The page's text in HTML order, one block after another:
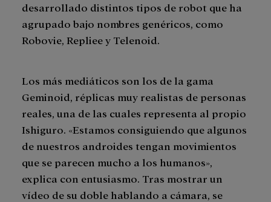
desarrollado distintos tipos de robot que ha
agrupado bajo nombres genéricos, como
Robovie, Repliee y Telenoid.
Los más mediáticos son los de la gama
Geminoid, réplicas muy realistas de personas
reales, una de las cuales representa al propio
Ishiguro. «Estamos consiguiendo que algunos
de nuestros androides tengan movimientos
que se parecen mucho a los humanos»,
explica con entusiasmo. Tras mostrar un
vídeo de su doble hablando a cámara, se